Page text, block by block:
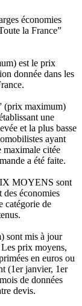
économies
la France”
est le prix
donnée dans les
(prix maximum)
une
et la plus basse
ayant
maximale citée
a été faite.
MOYENS sont
des économies
catégorie de
sont mis à jour
prix moyens,
en euros ou
(1er janvier, 1er
de données
devis.